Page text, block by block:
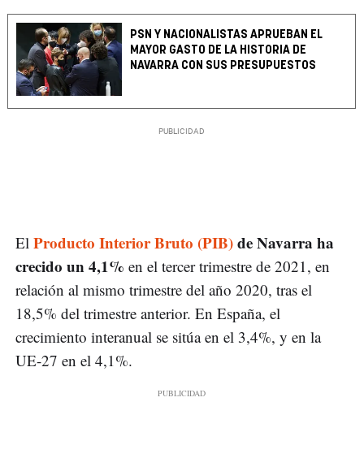
PSN Y NACIONALISTAS APRUEBAN EL
MAYOR GASTO DE LA HISTORIA DE
NAVARRA CON SUS PRESUPUESTOS
El Producto Interior Bruto (PIB)de Navarra ha
crecido un 4,1% en el tercer trimestre de 2021, en
relación al mismo trimestre del año 2020, tras el
18,5% del trimestre anterior. En España, el
crecimiento interanual se sitúa en el 3,4%, y en la
UE-27 en el 4,1%.